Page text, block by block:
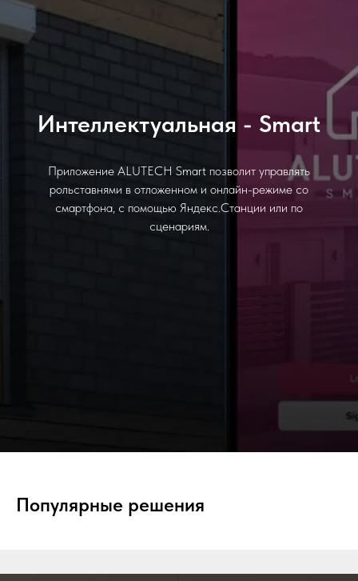
Интеллектуальная - Smart
Приложение ALUTECH Smart позволит управлять
рольставнями в отложенном и онлайн-режиме со
смартфона, с помощью Яндекс.Станции или по
сценариям.
Популярные решения